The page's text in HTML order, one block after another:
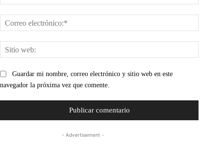
web:
Guardar mi nombre, correo electrónico y sitio web en este
navegador la próxima vez que comente.
- Advertisement -